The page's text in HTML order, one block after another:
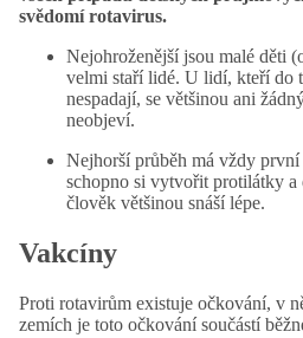
svědomí rotavirus.
Nejohroženější jsou malé děti
velmi staří lidé. U lidí, kteří do
nespadají, se většinou ani
neobjeví.
Nejhorší průběh má vždy
schopno si vytvořit protilátky
člověk většinou snáší lépe.
Vakcíny
Proti rotavirům existuje očkování, v
zemích je toto očkování součástí